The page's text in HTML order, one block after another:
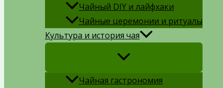
Чайный DIY и лайфхаки
Чайные церемонии и ритуалы
Культура и история чая
Чайная гастрономия